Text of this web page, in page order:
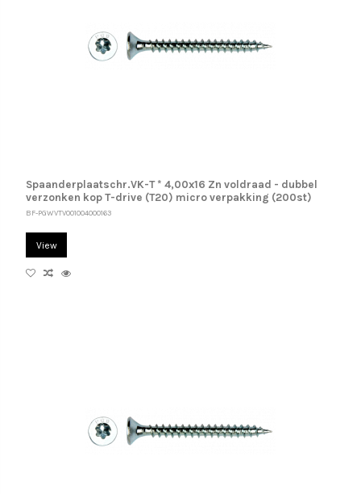
Spaanderplaatschr.VK-T * 4,00x16 Zn voldraad - dubbel
verzonken kop T-drive (T20) micro verpakking (200st)
BF-PGWVTV001004000163
View